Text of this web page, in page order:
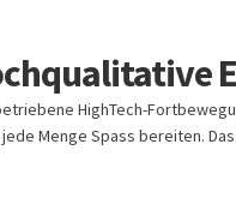
HighTech-
Menge Spass bereiten.